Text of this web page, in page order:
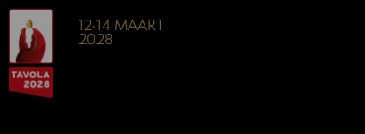
12-14 MAART
2028